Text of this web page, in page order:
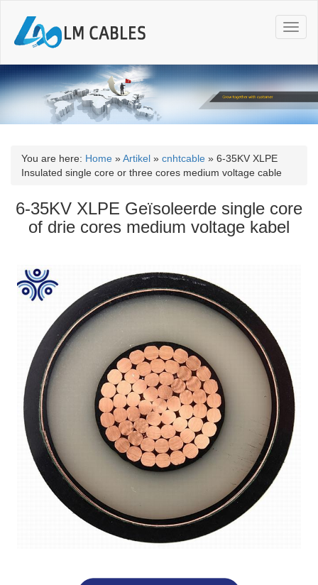
T
o
g
l
n
a
You are here: Home »Artikel » cnhtcable » 6-35KV XLPE
Insulated single core or three cores medium voltage cable
6-35KV XLPE Geïsoleerde single core
of drie cores medium voltage kabel